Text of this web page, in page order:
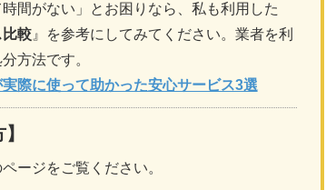
間がない」とお困りなら、私も利用した
較』を参考にしてみてください。業者を利
方法です。
際に使って助かった安心サービス3選
ージをご覧ください。